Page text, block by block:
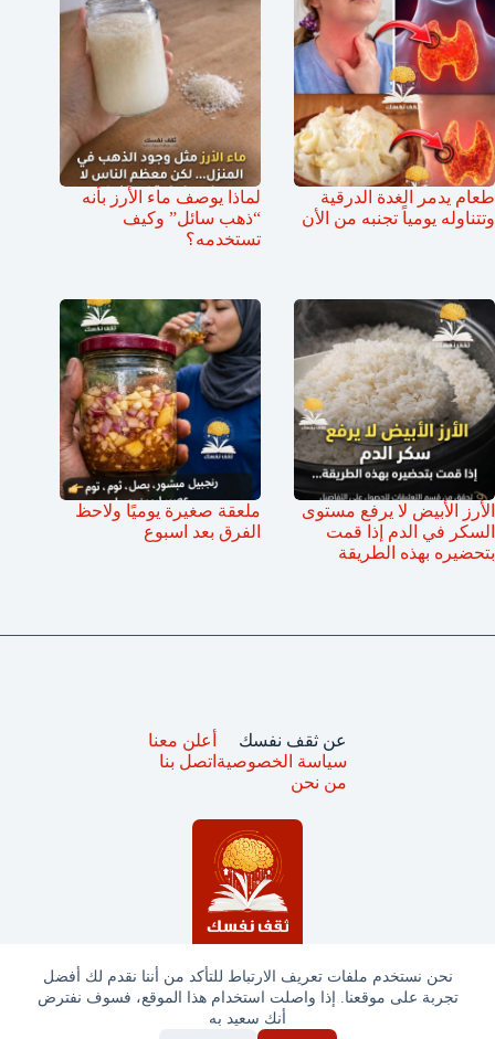
نحن نستخدم ملفات تعريف الارتباط للتأكد من أننا نقدم لك أفضل
تجربة على موقعنا. إذا واصلت استخدام هذا الموقع، فسوف نفترض
أنك سعيد به
طعام يدمر الغدة الدرقية
وتتناوله يومياً تجنبه من الأن
لماذا يوصف ماء الأرز بأنه
“ذهب سائل” وكيف
تستخدمه؟
الأرز الأبيض لا يرفع مستوى
السكر في الدم إذا قمت
بتحضيره بهذه الطريقة
ملعقة صغيرة يوميًا ولاحظ
الفرق بعد اسبوع
جميع الحقوق محفوظة © ثقف نفسك 2025
عن ثقف نفسك
سياسة الخصوصية
من نحن
أعلن معنا
اتصل بنا